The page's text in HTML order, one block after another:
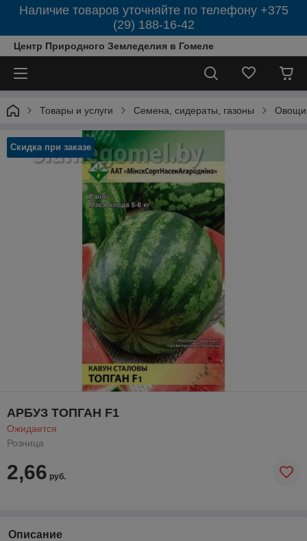
Наличие товаров уточняйте по телефону +375
(29) 188-16-42
Центр Природного Земледелия в Гомеле
Товары и услуги Семена, сидераты, газоны Овощи
Скидка при заказе
АРБУЗ ТОПГАН F1
Ожидается
Розница
2,66 руб.
Описание